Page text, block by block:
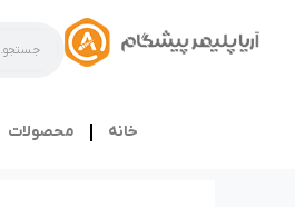
خانه محصولات